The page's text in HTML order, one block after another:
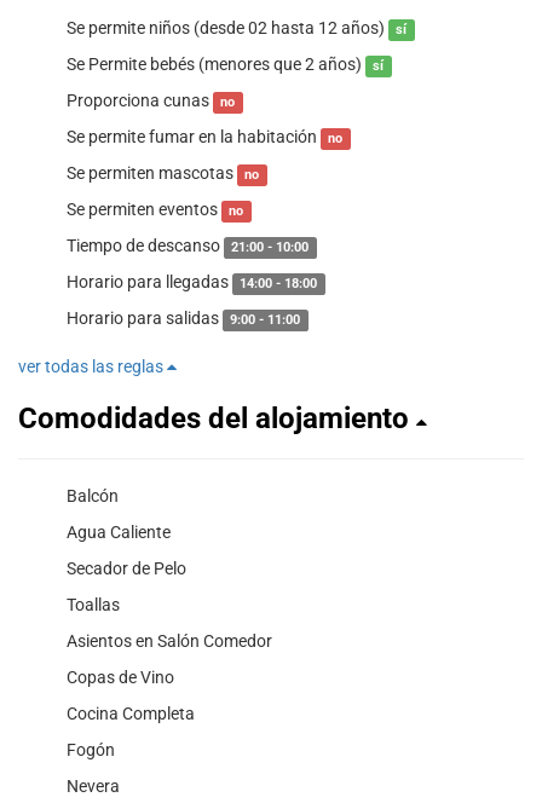
Se permite niños (desde 02 hasta 12 años) sí
Se Permite bebés (menores que 2 años) sí
Proporciona cunas no
Se permite fumar en la habitación no
Se permiten mascotas no
Se permiten eventos no
Tiempo de descanso 21:00 - 10:00
Horario para llegadas 14:00 - 18:00
Horario para salidas 9:00 - 11:00
ver todas las reglas
Comodidades del alojamiento
Balcón
Agua Caliente
Secador de Pelo
Toallas
Asientos en Salón Comedor
Copas de Vino
Cocina Completa
Fogón
Nevera